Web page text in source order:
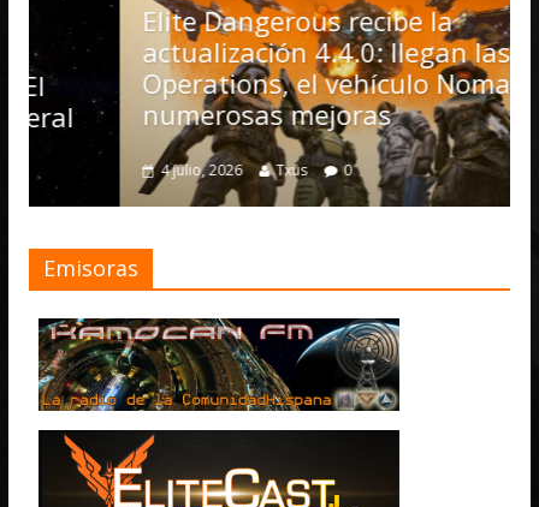
Elite Dangerous recibe la
actualización 4.4.0: llegan las
Operations, el vehículo Nomad y
numerosas mejoras
4 julio, 2026 Txus 0
Emisoras